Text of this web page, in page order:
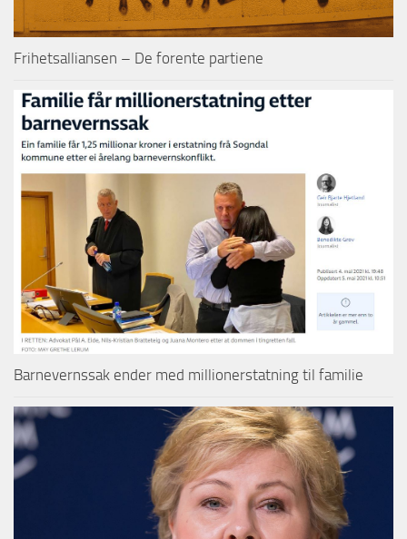
Frihetsalliansen – De forente partiene
Barnevernssak ender med millionerstatning til familie